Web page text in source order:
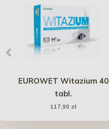
EUROWET Witazium 40
tabl.
117,90 zł